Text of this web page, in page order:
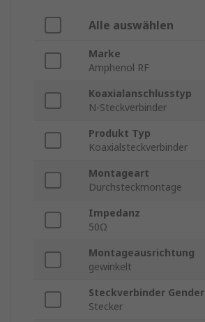
Alle auswählen
Marke
Amphenol RF
Koaxialanschlusstyp
N-Steckverbinder
Produkt Typ
Koaxialsteckverbinder
Montageart
Durchsteckmontage
Impedanz
50Ω
Montageausrichtung
gewinkelt
Steckverbinder Gender
Stecker